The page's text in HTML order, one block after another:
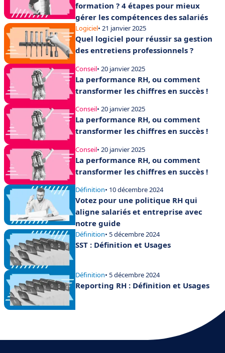
formation ? 4 étapes pour mieux
gérer les compétences des salariés
Logiciel• 21 janvier 2025
Quel logiciel pour réussir sa gestion
des entretiens professionnels ?
Conseil• 20 janvier 2025
La performance RH, ou comment
transformer les chiffres en succès !
Conseil• 20 janvier 2025
La performance RH, ou comment
transformer les chiffres en succès !
Conseil• 20 janvier 2025
La performance RH, ou comment
transformer les chiffres en succès !
Définition• 10 décembre 2024
Votez pour une politique RH qui
aligne salariés et entreprise avec
notre guide
Définition• 5 décembre 2024
SST : Définition et Usages
Définition• 5 décembre 2024
Reporting RH : Définition et Usages